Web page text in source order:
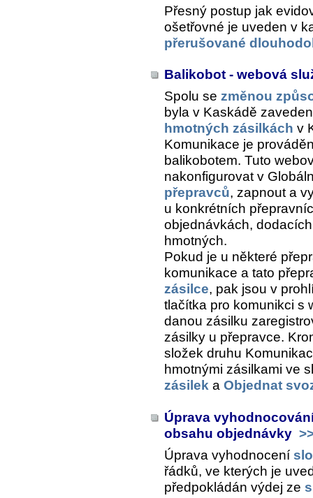
Přesný postup jak
ošetřovné je uveden v
přerušované
Balikobot - webová
Spolu se změnou
byla v Kaskádě
hmotných zásilkách v
Komunikace je
balikobotem. Tuto
nakonfigurovat v
přepravců, zapnout a
u konkrétních
objednávkách,
hmotných.
Pokud je u některé
komunikace a tato
zásilce, pak jsou v
tlačítka pro komunikci s
danou zásilku
zásilky u přepravce.
složek druhu
hmotnými zásilkami ve
zásilek a Objednat
Úprava
obsahu objednávky
Úprava vyhodnocení
řádků, ve kterých je
předpokládán výdej ze